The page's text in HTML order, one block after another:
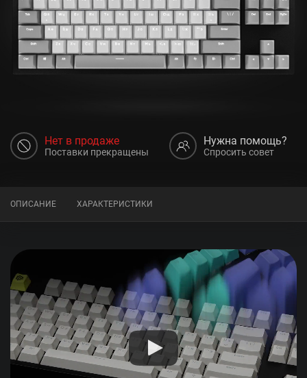
Нет в продаже
Поставки прекращены
Нужна помощь?
Спросить совет
ОПИСАНИЕ ХАРАКТЕРИСТИКИ